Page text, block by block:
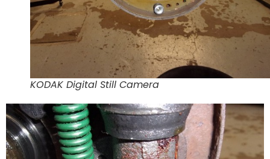
KODAK Digital Still Camera